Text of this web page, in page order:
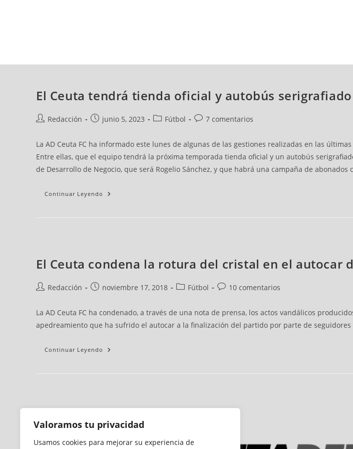
Valoramos tu privacidad
Usamos cookies para mejorar su experiencia de
El Ceuta tendrá tienda oficial y autobús
Redacción junio 5, 2023 Fútbol 7 comentarios
La AD Ceuta FC ha informado este lunes de algunas de las gestiones realizadas en las
Entre ellas, que el equipo tendrá la próxima temporada tienda oficial y un autobús
de Desarrollo de Negocio, que será Rogelio Sánchez, y que habrá una campaña de
Continuar Leyendo
El Ceuta condena la rotura del cristal en el autocar
Redacción noviembre 17, 2018 Fútbol 10 comentarios
La AD Ceuta FC ha condenado, a través de una nota de prensa, los actos vandálicos
apedreamiento que ha sufrido el autocar a la finalización del partido por parte de
Continuar Leyendo